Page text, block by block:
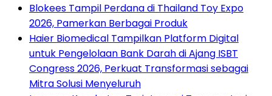
Blokees Tampil Perdana di Thailand Toy Expo
2026, Pamerkan Berbagai Produk
Haier Biomedical Tampilkan Platform Digital
untuk Pengelolaan Bank Darah di Ajang ISBT
Congress 2026, Perkuat Transformasi sebagai
Mitra Solusi Menyeluruh